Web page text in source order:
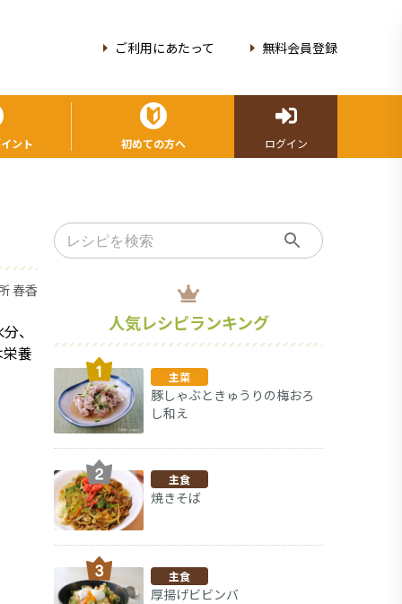
ご利用にあたって 無料会員登録
ント 初めての方へ ログイン
春香
、
養
人気レシピランキング
主菜
豚しゃぶときゅうりの梅おろ
し和え
主食
焼きそば
主食
厚揚げビビンバ